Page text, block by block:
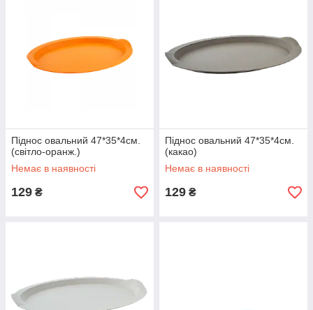
Піднос овальний 47*35*4см.
(світло-оранж.)
Немає в наявності
129 ₴
Піднос овальний 47*35*4см.
(какао)
Немає в наявності
129 ₴